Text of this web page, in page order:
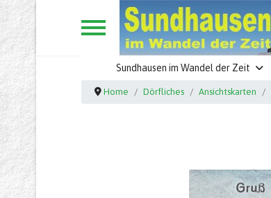
Sundhausen im Wandel der Zeit
Home Dörfliches Ansichtskarten